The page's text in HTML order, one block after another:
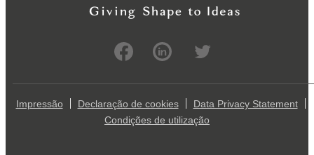
Impressão Declaração de cookies
Data Privacy Statement
Condições de utilização